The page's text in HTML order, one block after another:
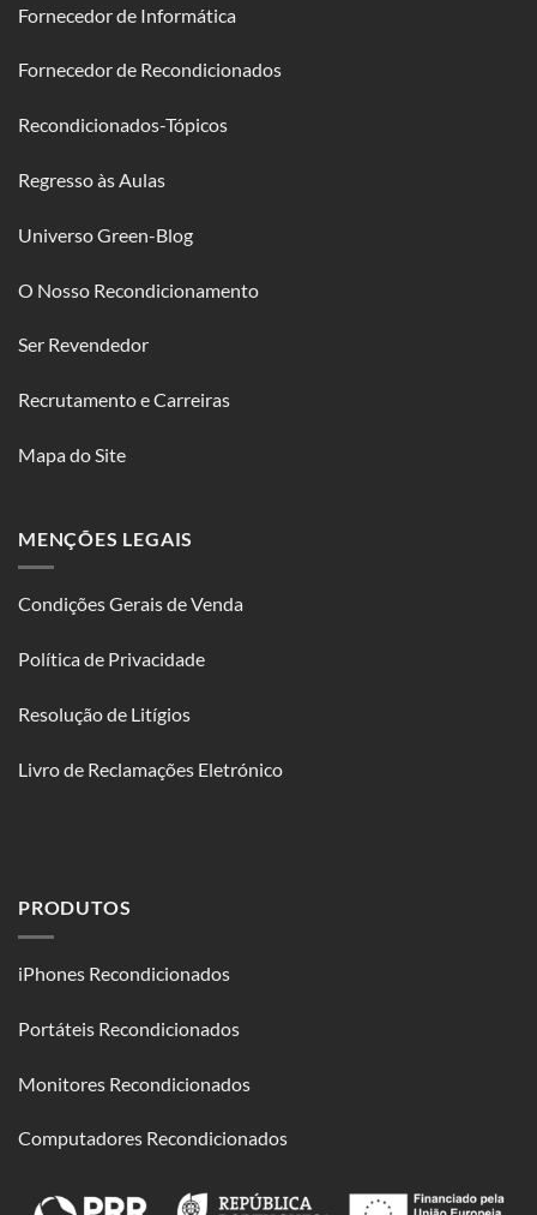
Fornecedor de Informática
Fornecedor de Recondicionados
Recondicionados-Tópicos
Regresso às Aulas
Universo Green-Blog
O Nosso Recondicionamento
Ser Revendedor
Recrutamento e Carreiras
Mapa do Site
MENÇÕES LEGAIS
Condições Gerais de Venda
Política de Privacidade
Resolução de Litígios
Livro de Reclamações Eletrónico
PRODUTOS
iPhones Recondicionados
Portáteis Recondicionados
Monitores Recondicionados
Computadores Recondicionados